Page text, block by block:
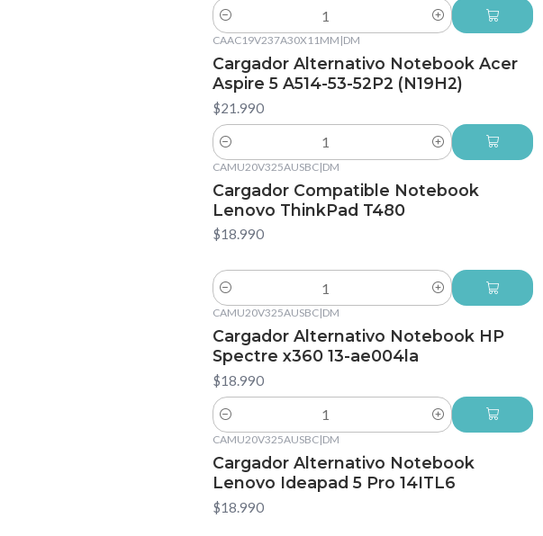
Cantidad
CAAC19V237A30X11MM |DM
Cargador Alternativo Notebook Acer
Aspire 5 A514-53-52P2 (N19H2)
$21.990
Cantidad
CAMU20V325AUSBC|DM
Cargador Compatible Notebook
Lenovo ThinkPad T480
$18.990
Cantidad
CAMU20V325AUSBC|DM
Cargador Alternativo Notebook HP
Spectre x360 13-ae004la
$18.990
Cantidad
CAMU20V325AUSBC|DM
Cargador Alternativo Notebook
Lenovo Ideapad 5 Pro 14ITL6
$18.990